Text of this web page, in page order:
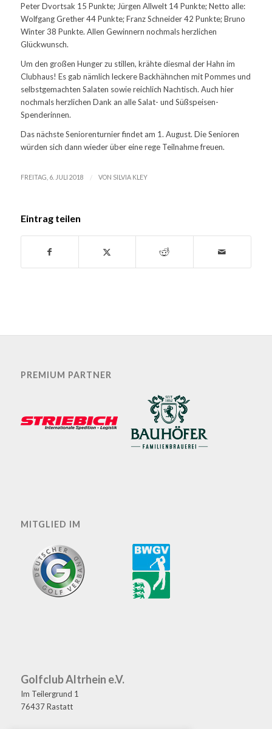
Peter Dvortsak 15 Punkte; Jürgen Allwelt 14 Punkte; Netto alle:
Wolfgang Grether 44 Punkte; Franz Schneider 42 Punkte; Bruno
Winter 38 Punkte. Allen Gewinnern nochmals herzlichen
Glückwunsch.
Um den großen Hunger zu stillen, krähte diesmal der Hahn im
Clubhaus! Es gab nämlich leckere Backhähnchen mit Pommes und
selbstgemachten Salaten sowie reichlich Nachtisch. Auch hier
nochmals herzlichen Dank an alle Salat- und Süßspeisen-
Spenderinnen.
Das nächste Seniorenturnier findet am 1. August. Die Senioren
würden sich dann wieder über eine rege Teilnahme freuen.
FREITAG, 6. JULI 2018 / VON SILVIA KLEY
Eintrag teilen
PREMIUM PARTNER
MITGLIED IM
Golfclub Altrhein e.V.
Im Teilergrund 1
76437 Rastatt